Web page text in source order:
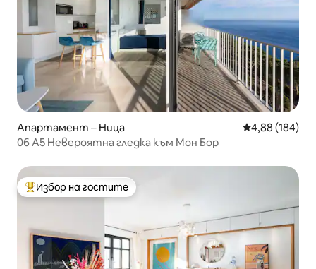
Апартамент – Ница Средна
4,88 (184)
06 A5 Невероятна гледка към Мон Бор
Най-популярен избор на гостите
Избор на гостите